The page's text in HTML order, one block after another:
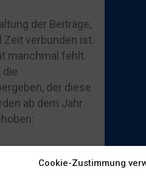
Cookie-Zustimmung
der Beiträge,
verbunden ist.
manchmal fehlt.
die
der diese
ab dem Jahr